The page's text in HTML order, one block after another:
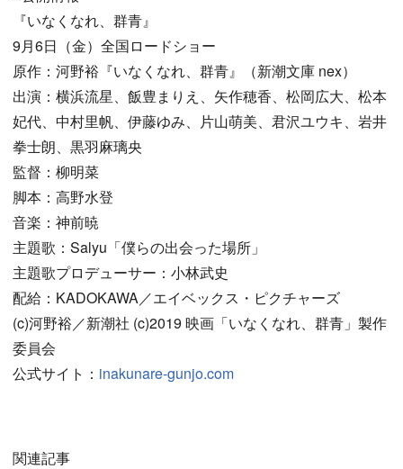
『いなくなれ、群青』
9月6日（金）全国ロードショー
原作：河野裕『いなくなれ、群青』（新潮文庫 nex）
出演：横浜流星、飯豊まりえ、矢作穂香、松岡広大、松本
妃代、中村里帆、伊藤ゆみ、片山萌美、君沢ユウキ、岩井
拳士朗、黒羽麻璃央
監督：柳明菜
脚本：高野水登
音楽：神前暁
主題歌：Salyu「僕らの出会った場所」
主題歌プロデューサー：小林武史
配給：KADOKAWA／エイベックス・ピクチャーズ
(c)河野裕／新潮社 (c)2019 映画「いなくなれ、群青」製作
委員会
公式サイト： inakunare-gunjo.com
関連記事